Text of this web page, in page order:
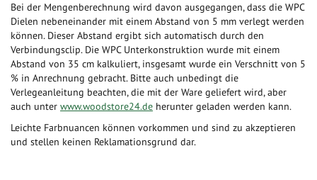
Bei der Mengenberechnung wird davon ausgegangen, dass die WPC
Dielen nebeneinander mit einem Abstand von 5 mm verlegt werden
können. Dieser Abstand ergibt sich automatisch durch den
Verbindungsclip. Die WPC Unterkonstruktion wurde mit einem
Abstand von 35 cm kalkuliert, insgesamt wurde ein Verschnitt von 5
% in Anrechnung gebracht. Bitte auch unbedingt die
Verlegeanleitung beachten, die mit der Ware geliefert wird, aber
auch unter www.woodstore24.de herunter geladen werden kann.
Leichte Farbnuancen können vorkommen und sind zu akzeptieren
und stellen keinen Reklamationsgrund dar.